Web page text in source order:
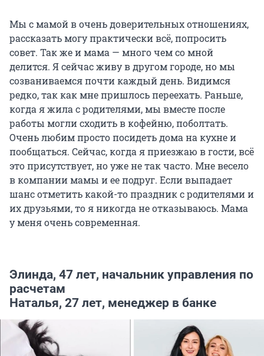
Мы с мамой в очень доверительных отношениях,
рассказать могу практически всё, попросить
совет. Так же и мама — много чем со мной
делится. Я сейчас живу в другом городе, но мы
созваниваемся почти каждый день. Видимся
редко, так как мне пришлось переехать. Раньше,
когда я жила с родителями, мы вместе после
работы могли сходить в кофейню, поболтать.
Очень любим просто посидеть дома на кухне и
пообщаться. Сейчас, когда я приезжаю в гости, всё
это присутствует, но уже не так часто. Мне весело
в компании мамы и ее подруг. Если выпадает
шанс отметить какой-то праздник с родителями и
их друзьями, то я никогда не отказываюсь. Мама
у меня очень современная.
Элинда, 47 лет, начальник управления по
расчетам
Наталья, 27 лет, менеджер в банке